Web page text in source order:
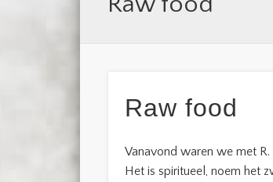
Raw food
Vanavond waren we met
Het is spiritueel, noem het